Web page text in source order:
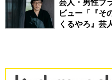
芸人・男性ブ
ビュー「『そ
くるやろ』芸